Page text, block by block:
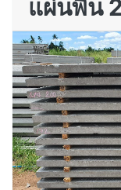
แผ่นพื้น